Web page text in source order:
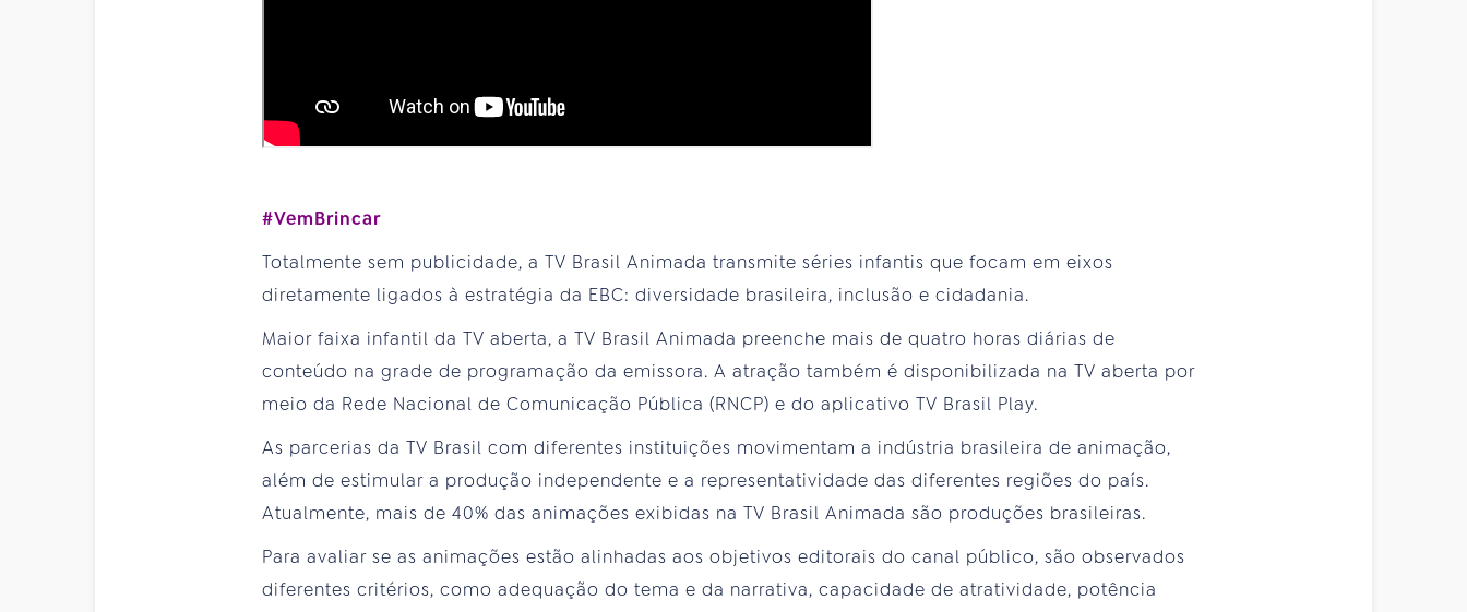
#VemBrincar
Totalmente sem publicidade, a TV Brasil Animada transmite séries infantis que focam em eixos
diretamente ligados à estratégia da EBC: diversidade brasileira, inclusão e cidadania.
Maior faixa infantil da TV aberta, a TV Brasil Animada preenche mais de quatro horas diárias de
conteúdo na grade de programação da emissora. A atração também é disponibilizada na TV aberta por
meio da Rede Nacional de Comunicação Pública (RNCP) e do aplicativo TV Brasil Play.
As parcerias da TV Brasil com diferentes instituições movimentam a indústria brasileira de animação,
além de estimular a produção independente e a representatividade das diferentes regiões do país.
Atualmente, mais de 40% das animações exibidas na TV Brasil Animada são produções brasileiras.
Para avaliar se as animações estão alinhadas aos objetivos editorais do canal público, são observados
diferentes critérios, como adequação do tema e da narrativa, capacidade de atratividade, potência